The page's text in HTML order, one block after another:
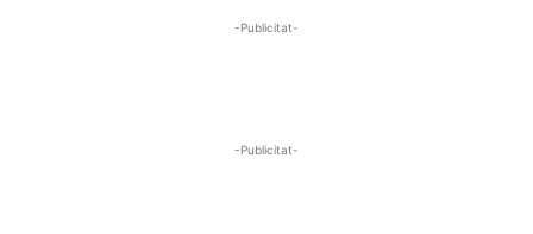
-Publicitat-
-Publicitat-